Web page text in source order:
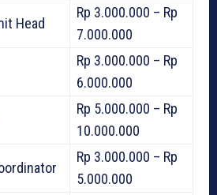
Head
Rp 3.000.000 – Rp
7.000.000
Rp 3.000.000 – Rp
6.000.000
Rp 5.000.000 – Rp
10.000.000
Rp 3.000.000 – Rp
5.000.000